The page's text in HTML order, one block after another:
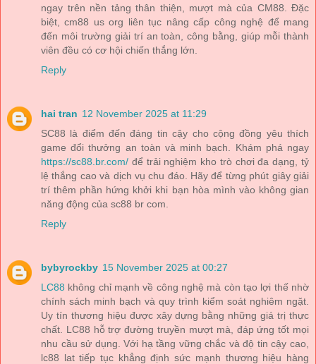
ngay trên nền tảng thân thiện, mượt mà của CM88. Đặc
biệt, cm88 us org liên tục nâng cấp công nghệ để mang
đến môi trường giải trí an toàn, công bằng, giúp mỗi thành
viên đều có cơ hội chiến thắng lớn.
Reply
hai tran 12 November 2025 at 11:29
SC88 là điểm đến đáng tin cậy cho cộng đồng yêu thích
game đổi thưởng an toàn và minh bạch. Khám phá ngay
https://sc88.br.com/ để trải nghiệm kho trò chơi đa dạng, tỷ
lệ thắng cao và dịch vụ chu đáo. Hãy để từng phút giây giải
trí thêm phần hứng khởi khi bạn hòa mình vào không gian
năng động của sc88 br com.
Reply
bybyrockby 15 November 2025 at 00:27
LC88 không chỉ mạnh về công nghệ mà còn tạo lợi thế nhờ
chính sách minh bạch và quy trình kiểm soát nghiêm ngặt.
Uy tín thương hiệu được xây dựng bằng những giá trị thực
chất. LC88 hỗ trợ đường truyền mượt mà, đáp ứng tốt mọi
nhu cầu sử dụng. Với hạ tầng vững chắc và độ tin cậy cao,
lc88 lat tiếp tục khẳng định sức mạnh thương hiệu hàng